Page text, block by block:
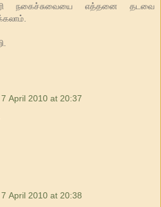
நகைச்சுவையை எத்தனை தடவை
7 April 2010 at 20:37
7 April 2010 at 20:38